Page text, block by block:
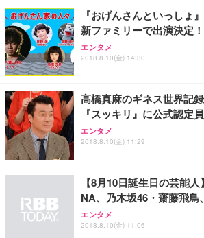
『おげんさんといっしょ
新ファミリーで出演決定！
エンタメ
2018.8.10(金) 14:30
高橋真麻のギネス世界記
『スッキリ』に公式認定
エンタメ
2018.8.10(金) 11:29
【8月10日誕生日の芸能
NA、乃木坂46・齋藤飛
エンタメ
2018.8.10(金) 11:06